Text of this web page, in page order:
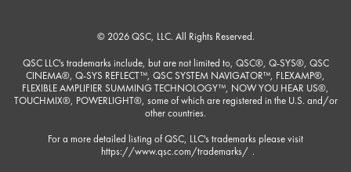
© 2026 QSC, LLC. All Rights Reserved.
QSC LLC's trademarks include, but are not limited to, QSC®, Q-SYS®, QSC
CINEMA®, Q-SYS REFLECT™, QSC SYSTEM NAVIGATOR™, FLEXAMP®,
FLEXIBLE AMPLIFIER SUMMING TECHNOLOGY™, NOW YOU HEAR US®,
TOUCHMIX®, POWERLIGHT®, some of which are registered in the U.S. and/or
other countries.
For a more detailed listing of QSC, LLC's trademarks please visit
https://www.qsc.com/trademarks/ .